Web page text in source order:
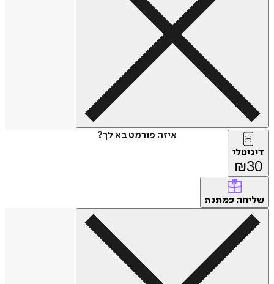
איזה פורמט בא לך?
דיגיטלי
₪30
שליחה כמתנה